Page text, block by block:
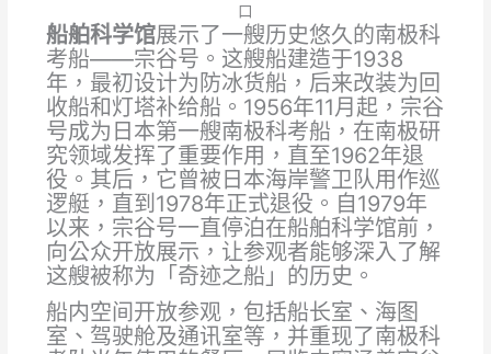
口
船舶科学馆展示了一艘历史悠久的南极科
考船——宗谷号。这艘船建造于1938
年，最初设计为防冰货船，后来改装为回
收船和灯塔补给船。1956年11月起，宗谷
号成为日本第一艘南极科考船，在南极研
究领域发挥了重要作用，直至1962年退
役。其后，它曾被日本海岸警卫队用作巡
逻艇，直到1978年正式退役。自1979年
以来，宗谷号一直停泊在船舶科学馆前，
向公众开放展示，让参观者能够深入了解
这艘被称为「奇迹之船」的历史。
船内空间开放参观，包括船长室、海图
室、驾驶舱及通讯室等，并重现了南极科